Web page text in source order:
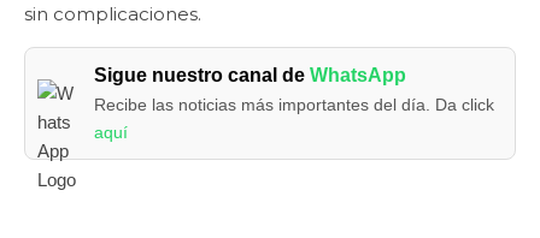
sin complicaciones.
Sigue nuestro canal deWhatsApp
Recibe las noticias más importantes del día. Da click
aquí